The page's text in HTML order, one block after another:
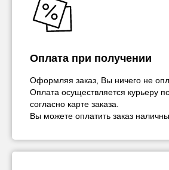
Оплата при получении
Оформляя заказ, Вы ничего не
Оплата осуществляется курьеру
согласно карте заказа.
Вы можете оплатить заказ